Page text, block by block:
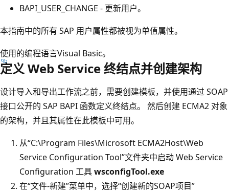
BAPI_USER_CHANGE - 更新用户。
本指南中的所有 SAP 用户属性都被视为单值属性。
使用的编程语言Visual Basic。
定义 Web Service 终结点并创建架构
设计导入和导出工作流之前，需要创建模板，并使用通过 SOAP
接口公开的 SAP BAPI 函数定义终结点。 然后创建 ECMA2 对象
的架构，并且其属性在此模板中可用。
从“C:\Program Files\Microsoft ECMA2Host\Web
Service Configuration Tool”文件夹中启动 Web Service
Configuration 工具wsconfigTool.exe
在“文件-新建”菜单中，选择“创建新的SOAP项目”